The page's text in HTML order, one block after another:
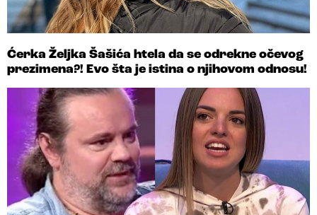
Ćerka Željka Šašića htela da se odrekne očevog
prezimena?! Evo šta je istina o njihovom odnosu!